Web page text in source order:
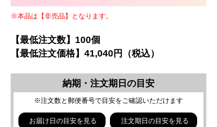
※本品は【非売品】となります。
【最低注文数】100個
【最低注文価格】41,040円（税込）
納期・注文期日の目安
※注文数と郵便番号で目安をご確認いただけます
お届け日の目安を見る 注文期日の目安を見る